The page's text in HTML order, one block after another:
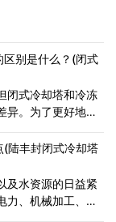
区别是什么？(闭式
闭式冷却塔和冷冻
异。为了更好地区
不同。闭式冷却塔
陆丰封闭式冷却塔
及水资源的日益紧
力、机械加工、空